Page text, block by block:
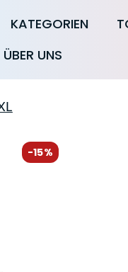
KATEGORIEN
ÜBER UNS
-15%